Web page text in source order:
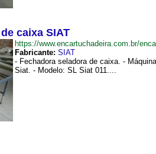
caixa SIAT
https://www.encartuchadeira.com.br/
Fabricante: SIAT
- Fechadora seladora de caixa. -
Siat. - Modelo: SL Siat 011....